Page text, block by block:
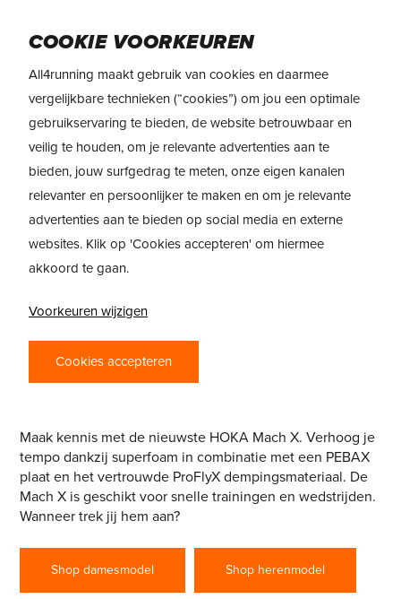
main
content
PRODUCTREVIEW
HOKA MACH X – BEN JIJ
Maak kennis met de nieuwste HOKA Mach X. Verhoog je
tempo dankzij superfoam in combinatie met een PEBAX
plaat en het vertrouwde ProFlyX dempingsmateriaal. De
Mach X is geschikt voor snelle trainingen en wedstrijden.
Wanneer trek jij hem aan?
Shop damesmodel Shop herenmodel
COOKIE VOORKEUREN
All4running maakt gebruik van cookies en daarmee
vergelijkbare technieken (“cookies”) om jou een optimale
gebruikservaring te bieden, de website betrouwbaar en
veilig te houden, om je relevante advertenties aan te
bieden, jouw surfgedrag te meten, onze eigen kanalen
relevanter en persoonlijker te maken en om je relevante
advertenties aan te bieden op social media en externe
websites. Klik op 'Cookies accepteren' om hiermee
akkoord te gaan.
Voorkeuren wijzigen
Cookies accepteren